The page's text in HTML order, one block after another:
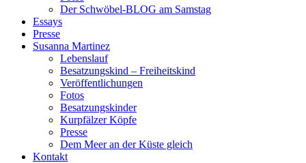
Der Schwöbel-BLOG am Samstag
Essays
Presse
Susanna Martinez
Lebenslauf
Besatzungskind – Freiheitskind
Veröffentlichungen
Fotos
Besatzungskinder
Kurpfälzer Köpfe
Presse
Dem Meer an der Küste gleich
Kontakt